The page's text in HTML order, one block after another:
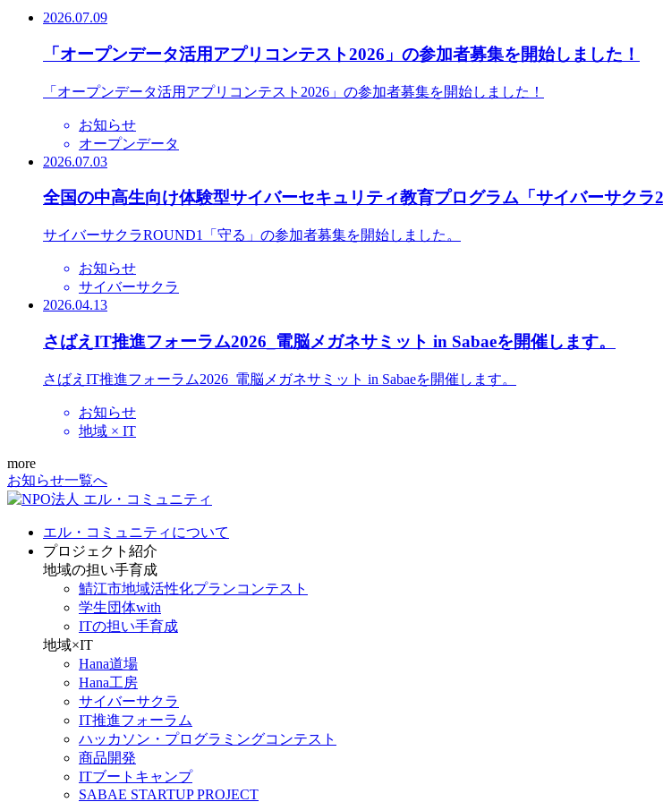
2026.07.09
「オープンデータ活用アプリコンテスト2026」の参加者募集を開始しました！
「オープンデータ活用アプリコンテスト2026」の参加者募集を開始しました！
お知らせ
オープンデータ
2026.07.03
全国の中高生向け体験型サイバーセキュリティ教育プログラム「サイバーサク
サイバーサクラROUND1「守る」の参加者募集を開始しました。
お知らせ
サイバーサクラ
2026.04.13
さばえIT推進フォーラム2026_電脳メガネサミット in Sabaeを開催します。
さばえIT推進フォーラム2026_電脳メガネサミット in Sabaeを開催します。
お知らせ
地域 × IT
more
お知らせ一覧へ
エル・コミュニティについて
プロジェクト紹介
地域の担い手育成
鯖江市地域活性化プランコンテスト
学生団体with
ITの担い手育成
地域×IT
Hana道場
Hana工房
サイバーサクラ
IT推進フォーラム
ハッカソン・プログラミングコンテスト
商品開発
ITブートキャンプ
SABAE STARTUP PROJECT